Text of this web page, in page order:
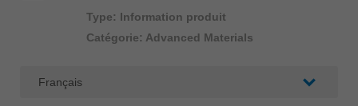
Type: Information produit
Catégorie: Advanced Materials